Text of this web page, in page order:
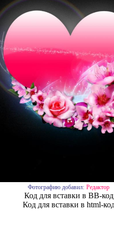
Фотографию добавил: Редактор
Код для вставки в BB-код
Код для вставки в html-